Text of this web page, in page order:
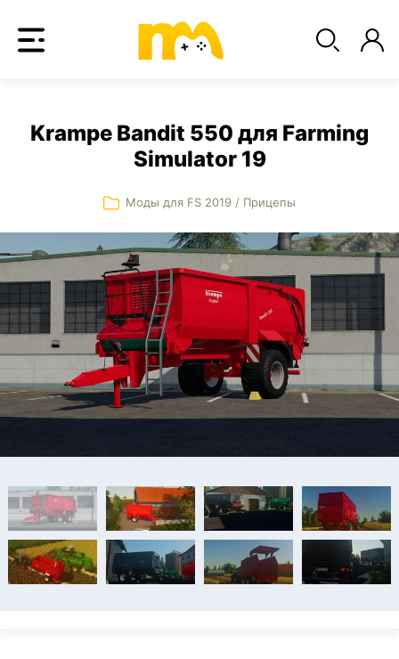
Krampe Bandit 550 для Farming
Simulator 19
Моды для FS 2019 / Прицепы